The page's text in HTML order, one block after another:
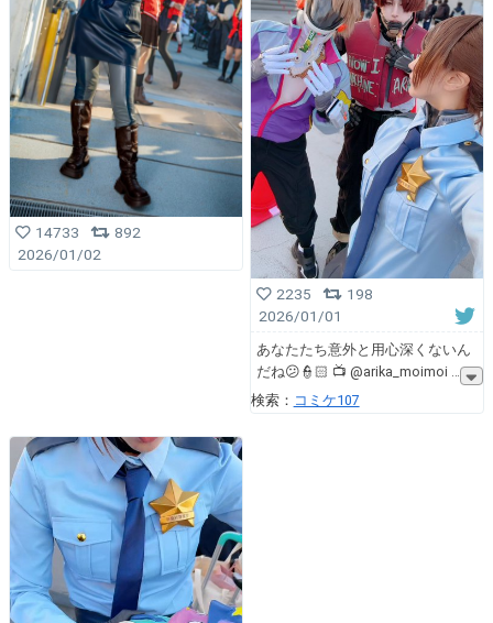
14733
892
2026/01/02
2235
198
2026/01/01
あなたたち意外と用心深くないん
だね😕👮🏻 📺 @arika_moimoi
検索： コミケ107